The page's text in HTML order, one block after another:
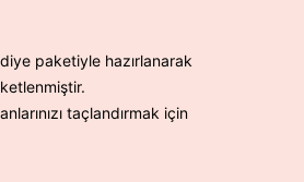
paketiyle hazırlanarak
taçlandırmak için